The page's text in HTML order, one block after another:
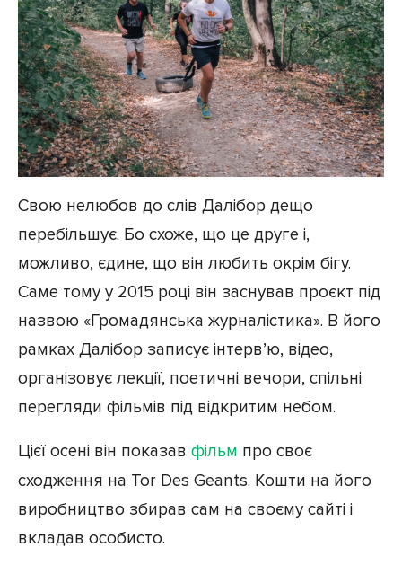
Свою нелюбов до слів Далібор дещо
перебільшує. Бо схоже, що це друге і,
можливо, єдине, що він любить окрім бігу.
Саме тому у 2015 році він заснував проєкт під
назвою «Громадянська журналістика». В його
рамках Далібор записує інтерв’ю, відео,
організовує лекції, поетичні вечори, спільні
перегляди фільмів під відкритим небом.
Цієї осені він показав фільм про своє
сходження на Tor Des Geants. Кошти на його
виробництво збирав сам на своєму сайті і
вкладав особисто.